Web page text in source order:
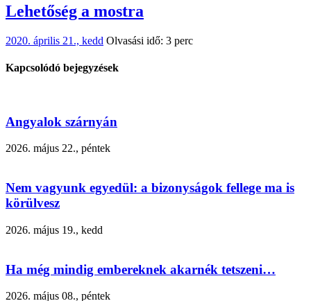
Lehetőség a mostra
2020. április 21., kedd Olvasási idő: 3 perc
Kapcsolódó bejegyzések
Angyalok szárnyán
2026. május 22., péntek
Nem vagyunk egyedül: a bizonyságok fellege ma is
körülvesz
2026. május 19., kedd
Ha még mindig embereknek akarnék tetszeni…
2026. május 08., péntek